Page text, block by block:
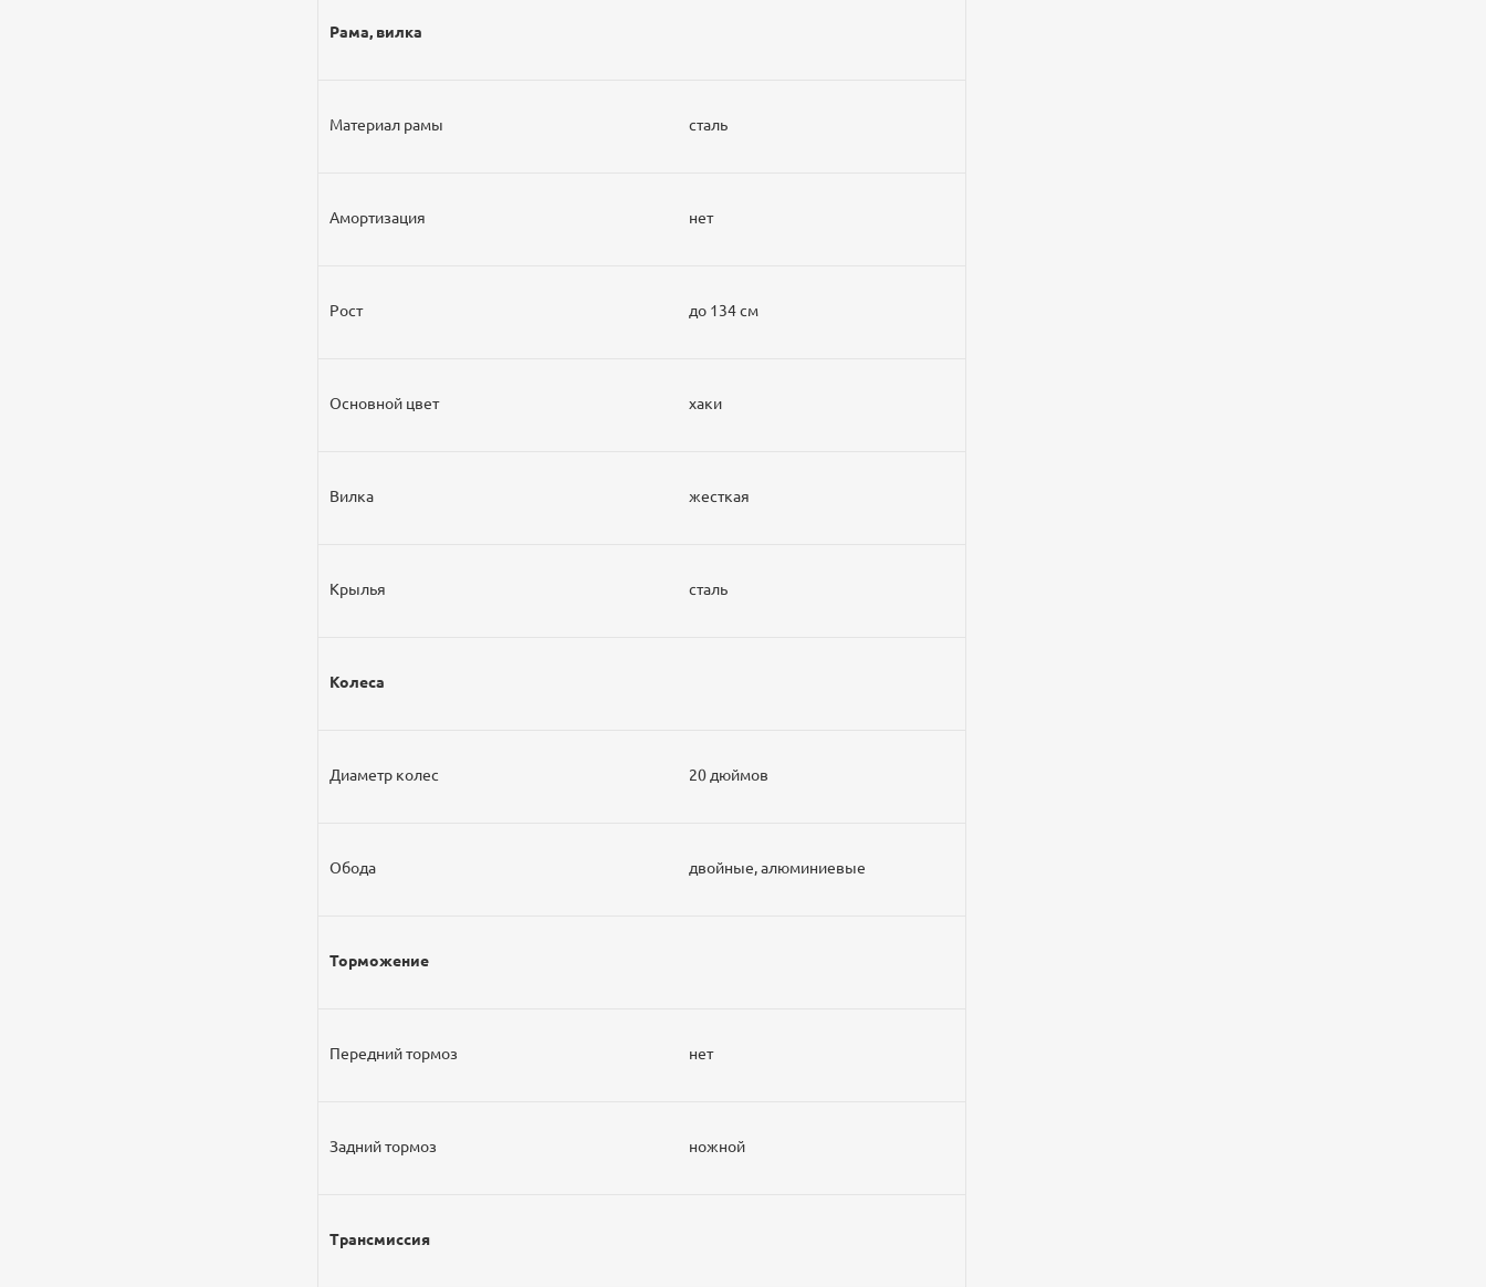
Рама, вилка
Материал рамы сталь
Амортизация нет
Рост до 134 см
Основной цвет хаки
Вилка жесткая
Крылья сталь
Колеса
Диаметр колес 20 дюймов
Обода двойные, алюминиевые
Торможение
Передний тормоз нет
Задний тормоз ножной
Трансмиссия